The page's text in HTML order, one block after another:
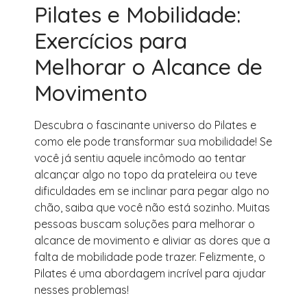
Pilates e Mobilidade:
Exercícios para
Melhorar o Alcance de
Movimento
Descubra o fascinante universo do Pilates e
como ele pode transformar sua mobilidade! Se
você já sentiu aquele incômodo ao tentar
alcançar algo no topo da prateleira ou teve
dificuldades em se inclinar para pegar algo no
chão, saiba que você não está sozinho. Muitas
pessoas buscam soluções para melhorar o
alcance de movimento e aliviar as dores que a
falta de mobilidade pode trazer. Felizmente, o
Pilates é uma abordagem incrível para ajudar
nesses problemas!